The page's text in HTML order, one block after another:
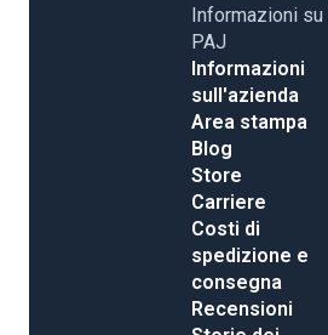
Informazioni su
PAJ
Informazioni
sull'azienda
Area stampa
Blog
Store
Carriere
Costi di
spedizione e
consegna
Recensioni